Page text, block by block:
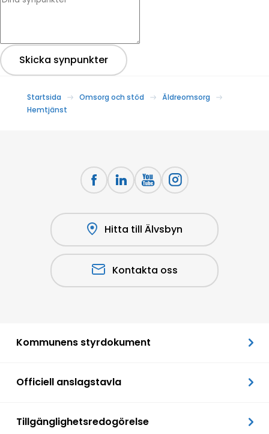
Skicka synpunkter
Startsida Omsorg och stöd
Äldreomsorg
Hemtjänst
Hitta till Älvsbyn
Kontakta oss
Kommunens styrdokument
Officiell anslagstavla
Tillgänglighetsredogörelse